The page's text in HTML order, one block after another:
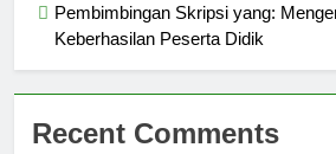
Pembimbingan Skripsi yang:
Keberhasilan Peserta Didik
Recent Comments